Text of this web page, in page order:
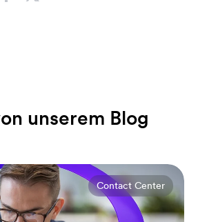
unserem Blog
Contact Center